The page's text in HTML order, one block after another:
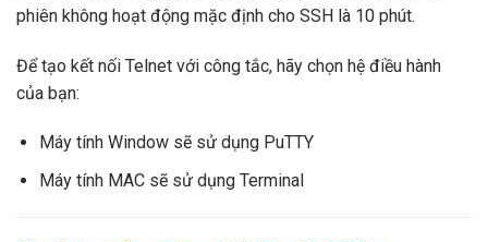
phiên không hoạt động mặc định cho SSH là 10 phút.
Để tạo kết nối Telnet với công tắc, hãy chọn hệ điều hành
của bạn:
Máy tính Window sẽ sử dụng PuTTY
Máy tính MAC sẽ sử dụng Terminal